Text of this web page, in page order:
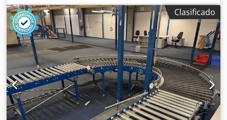
Disponibilidad: a corto plazo Ubicación: Flörsheim
Clasificado